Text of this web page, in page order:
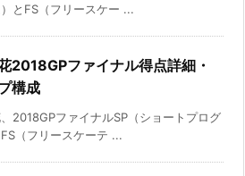
とFS（フリースケー ...
2018GPファイナル得点詳細・
構成
2018GPファイナルSP（ショートプログ
（フリースケーテ ...